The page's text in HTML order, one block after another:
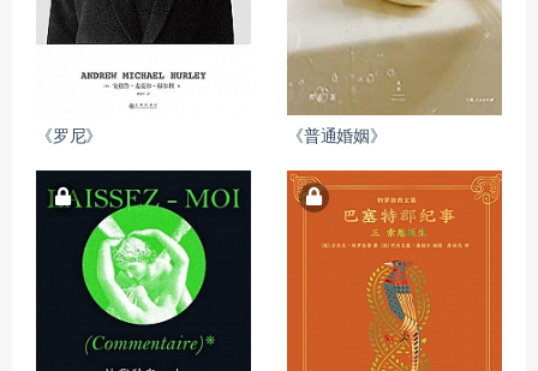
《罗尼》 《普通婚姻》